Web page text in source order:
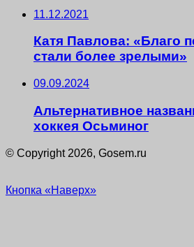
11.12.2021
Катя Павлова: «Благо
стали более зрелыми»
09.09.2024
Альтернативное
хоккея Осьминог
© Copyright 2026, Gosem.ru
Кнопка «Наверх»